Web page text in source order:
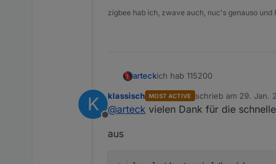
zigbee hab ich, zwave auch, nuc's genauso und
arteckich hab 115200
so siehts bei mir aus auf enm
K
Offline
klassisch MOST ACTIVE schrieb am 29. Jan.
zuletzt editiert von
@arteck vielen Dank für die
aus